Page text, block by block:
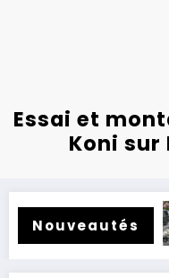
Essai et
Koni sur
Nouveautés
Essai Swapa